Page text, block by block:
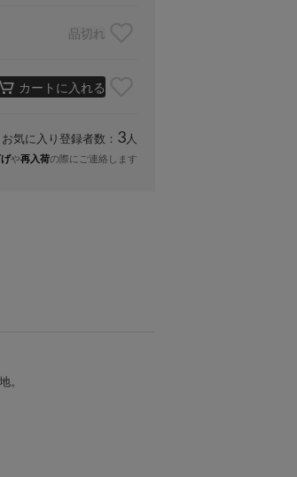
品切れ
カートに入れる
お気に入り登録者数： 3 人
や再入荷の際にご連絡します